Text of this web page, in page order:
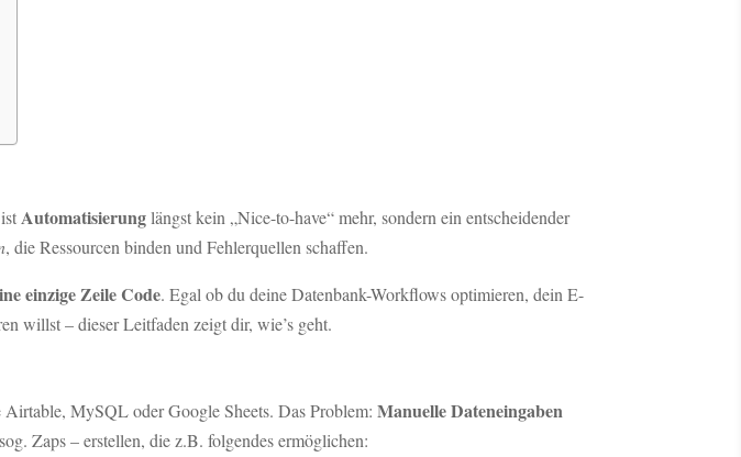
Automatisierunglängst kein „Nice-to-have“ mehr, sondern ein entscheidender
, die Ressourcen binden und Fehlerquellen schaffen.
einzige Zeile Code. Egal ob du deine Datenbank-Workflows optimieren, dein E-
willst – dieser Leitfaden zeigt dir, wie’s geht.
MySQL oder Google Sheets. Das Problem: Manuelle Dateneingaben
Zaps – erstellen, die z.B. folgendes ermöglichen: